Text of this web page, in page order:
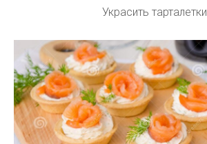
Украсить тарталетки